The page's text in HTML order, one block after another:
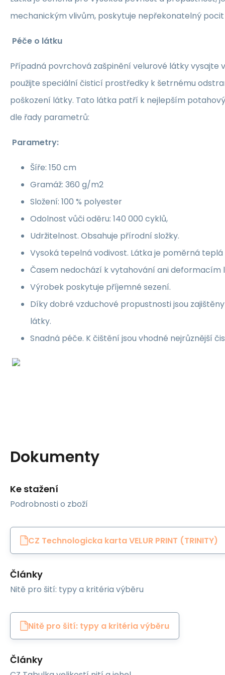
mechanickým vlivům, poskytuje nepřekonatelný
Péče o látku
Případná povrchová zašpinění velurové látky vysajte
použijte speciální čisticí prostředky k šetrnému
poškození látky. Tato látka patří k nejlepším
dle řady parametrů:
Parametry:
Šíře: 150 cm
Gramáž: 360 g/m2
Složení: 100 % polyester
Odolnost vůči oděru: 140 000 cyklů,
Udržitelnost. Obsahuje přírodní složky.
Vysoká tepelná vodivost. Látka je poměrná
Časem nedochází k vytahování ani deformacím
Výrobek poskytuje příjemné sezení.
Díky dobré vzduchové propustnosti jsou
látky.
Snadná péče. K čištění jsou vhodné nejrůznější
Dokumenty
Ke stažení
Podrobnosti o zboží
CZ Technologicka karta VELUR PRINT (TRINITY)
Články
Nitě pro šití: typy a kritéria výběru
Nitě pro šití: typy a kritéria výběru
Články